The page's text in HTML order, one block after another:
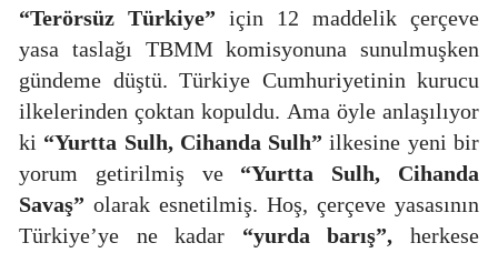
“Terörsüz Türkiye” için 12 maddelik çerçeve
yasa taslağı TBMM komisyonuna sunulmuşken
gündeme düştü. Türkiye Cumhuriyetinin kurucu
ilkelerinden çoktan kopuldu. Ama öyle anlaşılıyor
ki “Yurtta Sulh, Cihanda Sulh” ilkesine yeni bir
yorum getirilmiş ve “Yurtta Sulh, Cihanda
Savaş” olarak esnetilmiş. Hoş, çerçeve yasasının
Türkiye’ye ne kadar “yurda barış”, herkese